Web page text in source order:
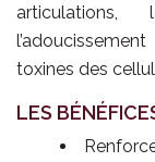
articulations,
toxines des
LES